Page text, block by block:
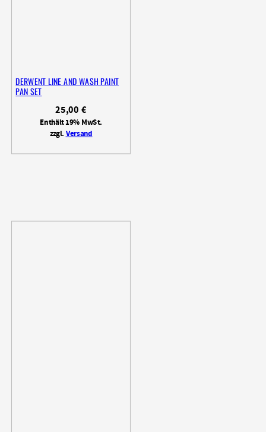
DERWENT LINE AND WASH PAINT
PAN SET
25,00€
Enthält 19% MwSt.
zzgl.Versand